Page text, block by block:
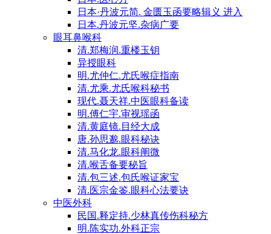
日本·丹波元简. 金匮玉函要略辑义 进入
日本.丹波元坚.杂病广要
眼耳鼻喉科
清.郑梅润.重楼玉钥
异授眼科
明.尤仲仁.尤氏喉症指南
清.尤乘.尤氏喉科秘书
现代.聂天祥.中医眼科备读
明.傅仁宇.审视瑶函
清.黄庭镜.目经大成
唐.孙思邈.眼科秘诀
清.马化龙.眼科阐微
清.喉舌备要秘旨
清.包三述.包氏喉证家宝
清.医宗金鉴.眼科心法要诀
中医外科
民国.释定持.少林真传伤科秘方
明.陈实功.外科正宗